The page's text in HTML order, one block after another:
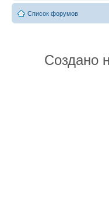
Список форумов
Создано